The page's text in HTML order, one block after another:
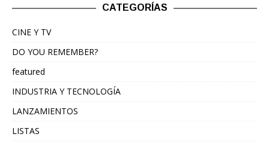
CATEGORÍAS
CINE Y TV
DO YOU REMEMBER?
featured
INDUSTRIA Y TECNOLOGÍA
LANZAMIENTOS
LISTAS